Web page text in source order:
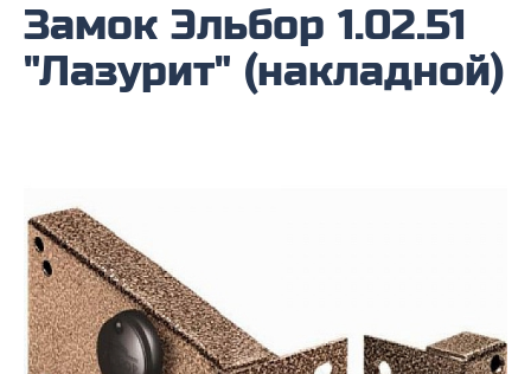
Замок Эльбор 1.02.51
"Лазурит" (накладной)